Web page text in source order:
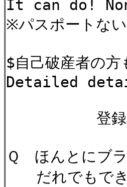
It can do!
※パスポートな
$自己破産者の
Detailed
登録料・申
Ｑ ほんとにブ
だれでもでき